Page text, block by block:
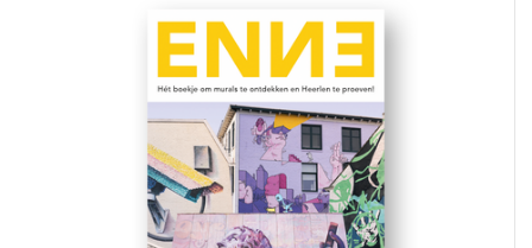
Brochures en kaarten
Streekpakketten
Kerstpakketten
Ansichtkaarten